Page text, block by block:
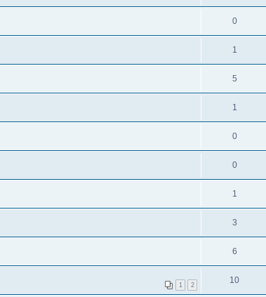
0
1
5
1
0
0
1
3
6
1 2 10